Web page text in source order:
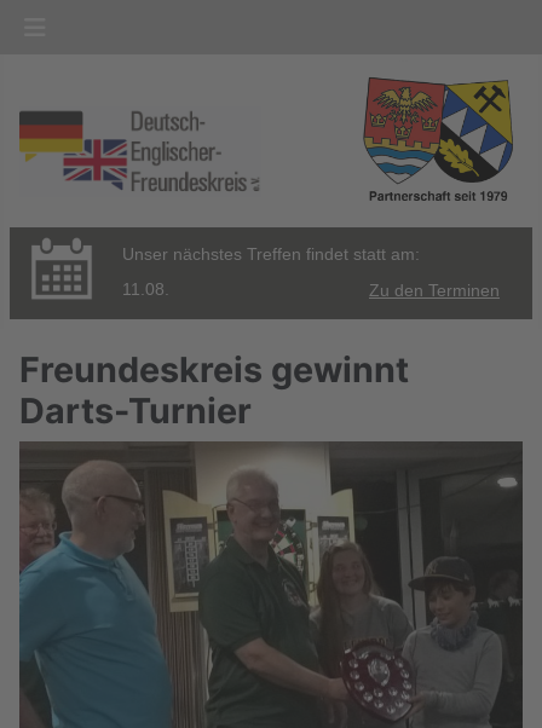
Unser nächstes Treffen findet statt am:
11.08.
Zu den Terminen
Freundeskreis gewinnt
Darts-Turnier